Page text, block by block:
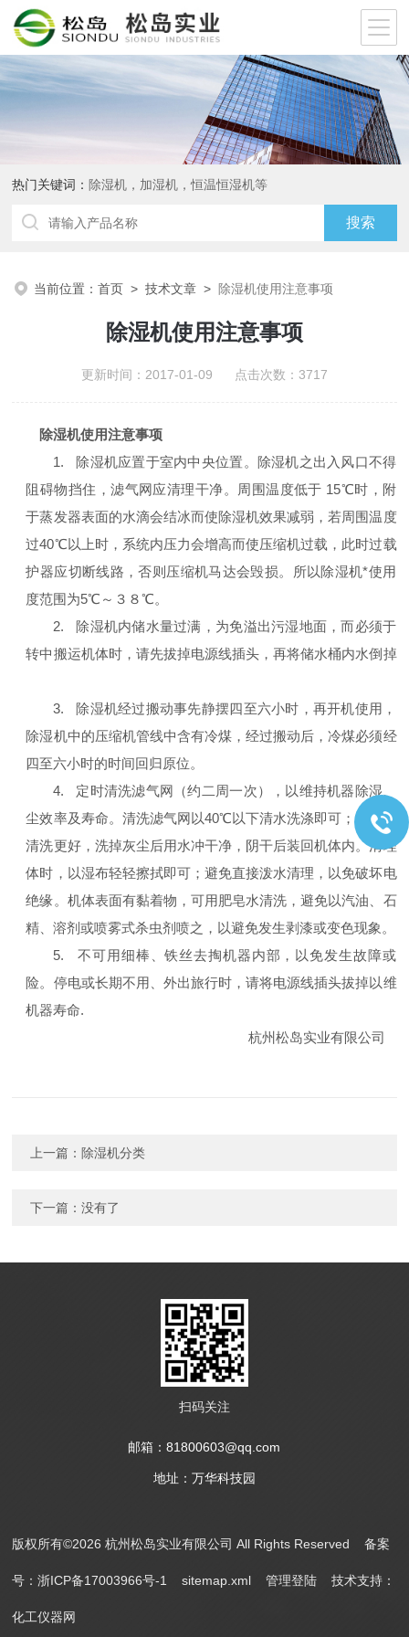
热门关键词： 除湿机，加湿机，恒温恒湿机等
当前位置：首页 >技术文章 > 除湿机使用注意事项
除湿机使用注意事项
更新时间：2017-01-09 点击次数：3717
除湿机使用注意事项
1. 除湿机应置于室内中央位置。除湿机之出入风口不得
阻碍物挡住，滤气网应清理干净。周围温度低于 15℃时，附
于蒸发器表面的水滴会结冰而使除湿机效果减弱，若周围温度
过40℃以上时，系统内压力会增高而使压缩机过载，此时过载
护器应切断线路，否则压缩机马达会毁损。所以除湿机*使用
度范围为5℃～３８℃。
2. 除湿机内储水量过满，为免溢出污湿地面，而必须于
转中搬运机体时，请先拔掉电源线插头，再将储水桶内水倒掉
3. 除湿机经过搬动事先静摆四至六小时，再开机使用，
除湿机中的压缩机管线中含有冷煤，经过搬动后，冷煤必须经
四至六小时的时间回归原位。
4. 定时清洗滤气网（约二周一次），以维持机器除湿、
尘效率及寿命。清洗滤气网以40℃以下清水洗涤即可；用清洁
清洗更好，洗掉灰尘后用水冲干净，阴干后装回机体内。清理
体时，以湿布轻轻擦拭即可；避免直接泼水清理，以免破坏电
绝缘。机体表面有黏着物，可用肥皂水清洗，避免以汽油、石
精、溶剂或喷雾式杀虫剂喷之，以避免发生剥漆或变色现象。
5. 不可用细棒、铁丝去掏机器内部，以免发生故障或
险。停电或长期不用、外出旅行时，请将电源线插头拔掉以维
机器寿命.
杭州松岛实业有限公司
上一篇： 除湿机分类
下一篇：没有了
扫码关注
邮箱：81800603@qq.com
地址：万华科技园
版权所有©2026 杭州松岛实业有限公司 All Rights Reserved备案
号：浙ICP备17003966号-1 sitemap.xml 管理登陆 技术支持：
化工仪器网